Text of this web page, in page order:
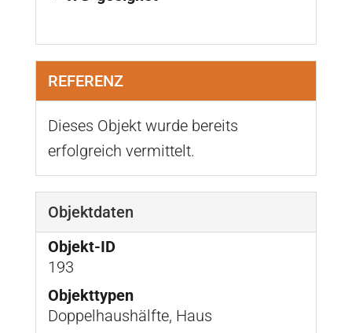
REFERENZ
Dieses Objekt wurde bereits
erfolgreich vermittelt.
Objektdaten
Objekt-ID
193
Objekttypen
Doppelhaushälfte, Haus